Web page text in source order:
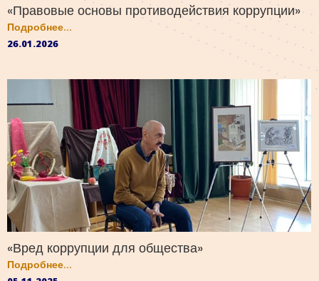
«Правовые основы противодействия коррупции»
Подробнее...
26.01.2026
«Вред коррупции для общества»
Подробнее...